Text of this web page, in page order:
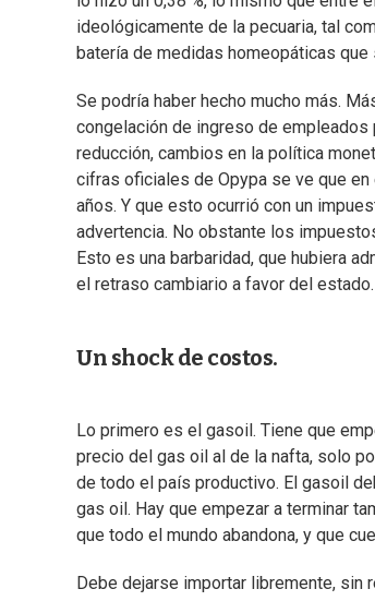
ideológicamente de la pecuaria, tal
batería de medidas homeopáticas que
Se podría haber hecho mucho más.
congelación de ingreso de
reducción, cambios en la política
cifras oficiales de Opypa se ve que
años. Y que esto ocurrió con un
advertencia. No obstante los
Esto es una barbaridad, que hubiera
el retraso cambiario a favor del
Un shock de costos.
Lo primero es el gasoil. Tiene que
precio del gas oil al de la nafta, solo
de todo el país productivo. El gasoil
gas oil. Hay que empezar a terminar
que todo el mundo abandona, y que
Debe dejarse importar libremente,